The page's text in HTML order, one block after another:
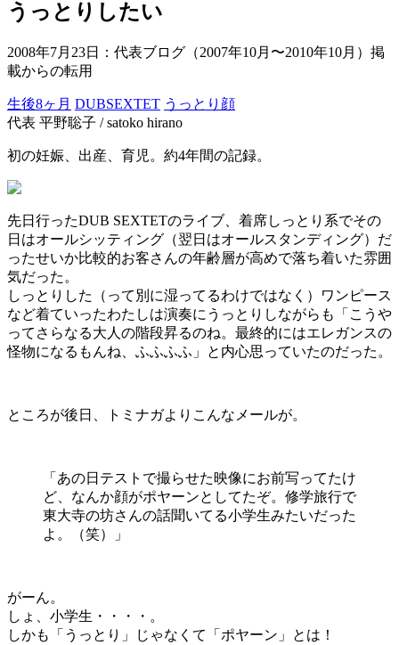
うっとりしたい
2008年7月23日
：代表ブログ（2007年10月〜2010年10月）掲
載からの転用
生後8ヶ月 DUBSEXTET うっとり顔
代表 平野聡子 / satoko hirano
初の妊娠、出産、育児。約4年間の記録。
先日行ったDUB SEXTETのライブ、着席しっとり系でその
日はオールシッティング（翌日はオールスタンディング）だ
ったせいか比較的お客さんの年齢層が高めで落ち着いた雰囲
気だった。
しっとりした（って別に湿ってるわけではなく）ワンピース
など着ていったわたしは演奏にうっとりしながらも「こうや
ってさらなる大人の階段昇るのね。最終的にはエレガンスの
怪物になるもんね、ふふふふ」と内心思っていたのだった。
ところが後日、トミナガよりこんなメールが。
「あの日テストで撮らせた映像にお前写ってたけ
ど、なんか顔がポヤーンとしてたぞ。修学旅行で
東大寺の坊さんの話聞いてる小学生みたいだった
よ。（笑）」
がーん。
しょ、小学生・・・・。
しかも「うっとり」じゃなくて「ポヤーン」とは！